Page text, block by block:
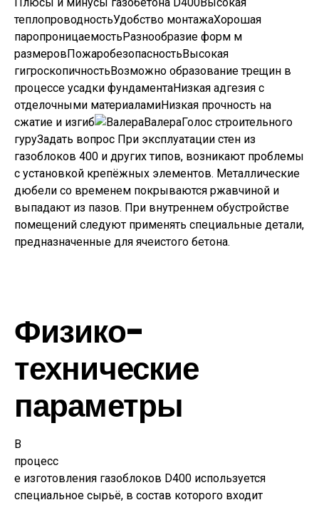
теплопроводностьУдобство монтажаХорошая
паропроницаемостьРазнообразие форм м
размеровПожаробезопасностьВысокая
гигроскопичностьВозможно образование трещин в
процессе усадки фундаментаНизкая адгезия с
отделочными материаламиНизкая прочность на
сжатие и изгиб
ВалераГолос строительного
гуруЗадать вопрос При эксплуатации стен из
газоблоков 400 и других типов, возникают проблемы
с установкой крепёжных элементов. Металлические
дюбели со временем покрываются ржавчиной и
выпадают из пазов. При внутреннем обустройстве
помещений следуют применять специальные детали,
предназначенные для ячеистого бетона.
Физико-
технические
параметры
В
процесс
е изготовления газоблоков D400 используется
специальное сырьё, в состав которого входит